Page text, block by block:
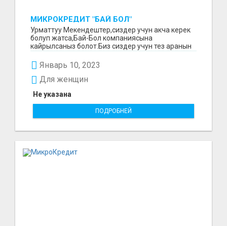
МИКРОКРЕДИТ "БАЙ БОЛ"
Урматтуу Мекендештер,сиздер учун акча керек
болуп жатса,Бай-Бол компаниясына
кайрылсаныз болот.Биз сиздер учун тез аранын
Январь 10, 2023
Не указана
Для женщин
ПОДРОБНЕЙ